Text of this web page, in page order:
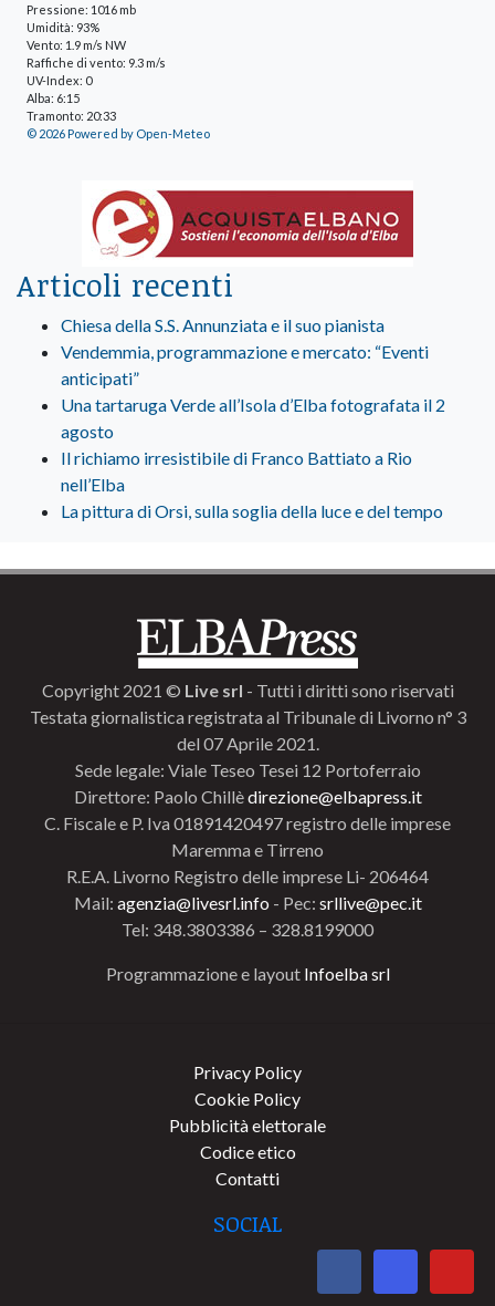
Pressione: 1016 mb
Umidità: 93%
Vento: 1.9 m/s NW
Raffiche di vento: 9.3 m/s
UV-Index: 0
Alba: 6:15
Tramonto: 20:33
© 2026 Powered by Open-Meteo
Articoli recenti
Chiesa della S.S. Annunziata e il suo pianista
Vendemmia, programmazione e mercato: “Eventi
anticipati”
Una tartaruga Verde all’Isola d’Elba fotografata il 2
agosto
Il richiamo irresistibile di Franco Battiato a Rio
nell’Elba
La pittura di Orsi, sulla soglia della luce e del tempo
Copyright 2021 © Live srl - Tutti i diritti sono riservati
Testata giornalistica registrata al Tribunale di Livorno n° 3
del 07 Aprile 2021.
Sede legale: Viale Teseo Tesei 12 Portoferraio
Direttore: Paolo Chillèdirezione@elbapress.it
C. Fiscale e P. Iva 01891420497 registro delle imprese
Maremma e Tirreno
R.E.A. Livorno Registro delle imprese Li- 206464
Mail: agenzia@livesrl.info - Pec: srllive@pec.it
Tel: 348.3803386 – 328.8199000
Programmazione e layout Infoelba srl
Privacy Policy
Cookie Policy
Pubblicità elettorale
Codice etico
Contatti
SOCIAL